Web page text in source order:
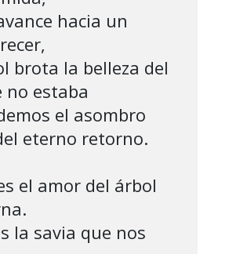
hacia un
brota la belleza del
estaba
el asombro
eterno retorno.
el amor del árbol
la savia que nos